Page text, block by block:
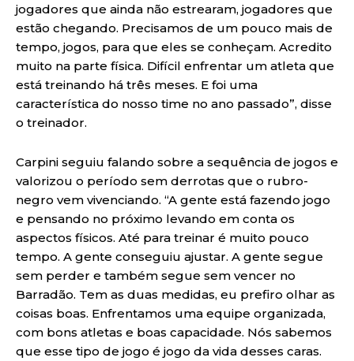
jogadores que ainda não estrearam, jogadores que
estão chegando. Precisamos de um pouco mais de
tempo, jogos, para que eles se conheçam. Acredito
muito na parte física. Difícil enfrentar um atleta que
está treinando há três meses. E foi uma
característica do nosso time no ano passado”, disse
o treinador.
Carpini seguiu falando sobre a sequência de jogos e
valorizou o período sem derrotas que o rubro-
negro vem vivenciando. “A gente está fazendo jogo
e pensando no próximo levando em conta os
aspectos físicos. Até para treinar é muito pouco
tempo. A gente conseguiu ajustar. A gente segue
sem perder e também segue sem vencer no
Barradão. Tem as duas medidas, eu prefiro olhar as
coisas boas. Enfrentamos uma equipe organizada,
com bons atletas e boas capacidade. Nós sabemos
que esse tipo de jogo é jogo da vida desses caras.